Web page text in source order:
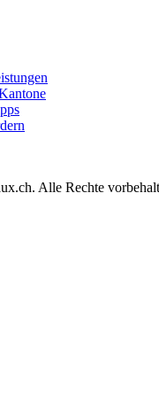
Alle Rechte